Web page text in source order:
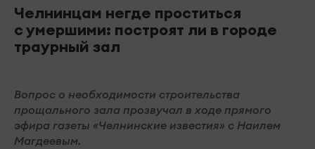
Челнинцам негде проститься
с умершими: построят ли в городе
траурный зал
Вопрос о необходимости строительства
прощального зала прозвучал в ходе прямого
эфира газеты «Челнинские известия» с Наилем
Магдеевым.